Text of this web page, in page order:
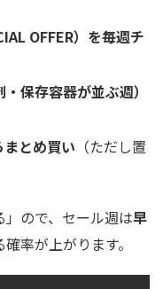
OFFER）を毎週チ
保存容器が並ぶ週）
とめ買い （ただし置
ので、セール週は早
率が上がります。